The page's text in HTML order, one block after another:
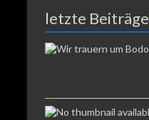
letzte Beiträge